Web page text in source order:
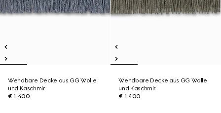
Wendbare Decke aus GG Wolle
und Kaschmir
€ 1.400
Wendbare Decke aus GG Wolle
und Kaschmir
€ 1.400